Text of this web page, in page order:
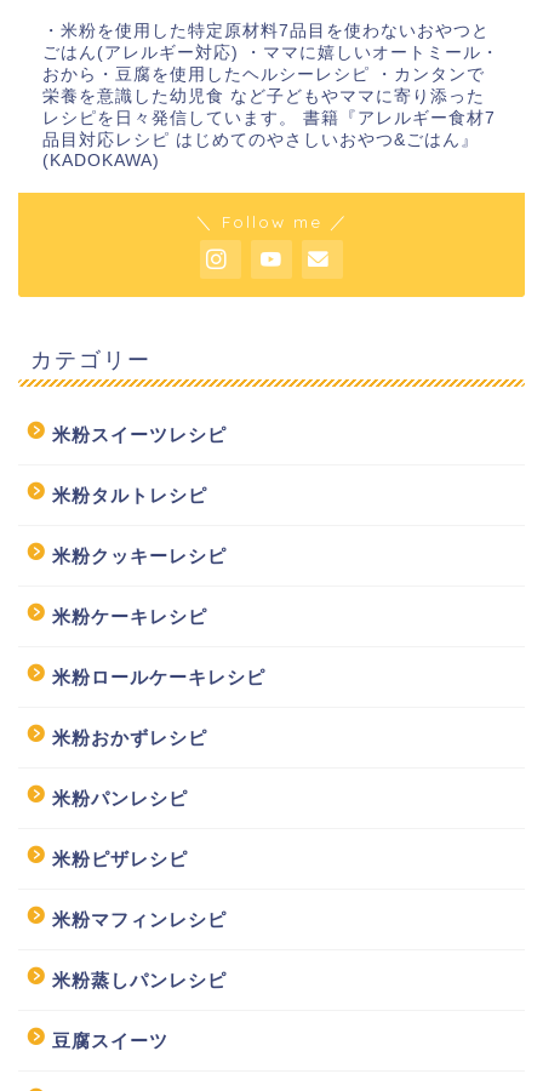
・米粉を使用した特定原材料7品目を使わないおやつと
ごはん(アレルギー対応) ・ママに嬉しいオートミール・
おから・豆腐を使用したヘルシーレシピ ・カンタンで
栄養を意識した幼児食 など子どもやママに寄り添った
レシピを日々発信しています。 書籍『アレルギー食材7
品目対応レシピ はじめてのやさしいおやつ&ごはん』
(KADOKAWA)
＼ Follow me ／
カテゴリー
米粉スイーツレシピ
米粉タルトレシピ
米粉クッキーレシピ
米粉ケーキレシピ
米粉ロールケーキレシピ
米粉おかずレシピ
米粉パンレシピ
米粉ピザレシピ
米粉マフィンレシピ
米粉蒸しパンレシピ
豆腐スイーツ